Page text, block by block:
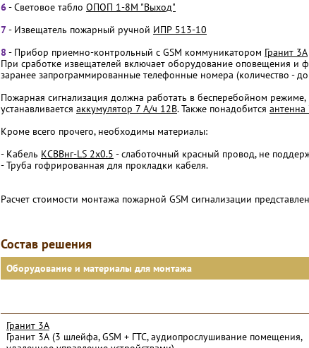
6- Световое табло ОПОП 1-8М "Выход"
7- Извещатель пожарный ручной ИПР 513-10
8 - Прибор приемно-контрольный с GSM коммуникатором Гранит 3А
При сработке извещателей включает оборудование оповещения и
заранее запрограммированные телефонные номера (количество -
Пожарная сигнализация должна работать в бесперебойном режиме,
устанавливается аккумулятор 7 А/ч 12В. Также понадобится антенна
Кроме всего прочего, необходимы материалы:
- Кабель КСВВнг-LS 2х0.5 - слаботочный красный провод, не
- Труба гофрированная для прокладки кабеля.
Расчет стоимости монтажа пожарной GSM сигнализации
Состав решения
Оборудование и материалы для монтажа
Гранит 3А
Гранит 3А (3 шлейфа, GSM + ГТС, аудиопрослушивание помещения,